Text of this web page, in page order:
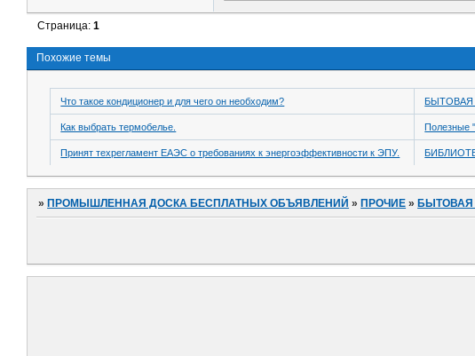
Страница:1
Похожие темы
Что такое кондиционер и для чего он необходим? БЫТОВАЯ
Как выбрать термобелье. Полезные
Принят техрегламент ЕАЭС о требованиях к энергоэффективности к ЭПУ.
» ПРОМЫШЛЕННАЯ ДОСКА БЕСПЛАТНЫХ ОБЪЯВЛЕНИЙ » ПРОЧИЕ » БЫТОВАЯ